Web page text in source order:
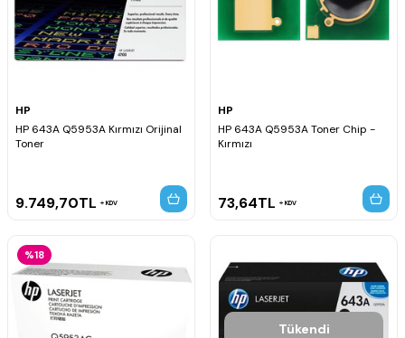
HP
HP 643A Q5953A Kırmızı Orijinal
Toner
9.749,70TL KDV
HP
HP 643A Q5953A Toner Chip -
Kırmızı
73,64TL KDV
%18
Tükendi